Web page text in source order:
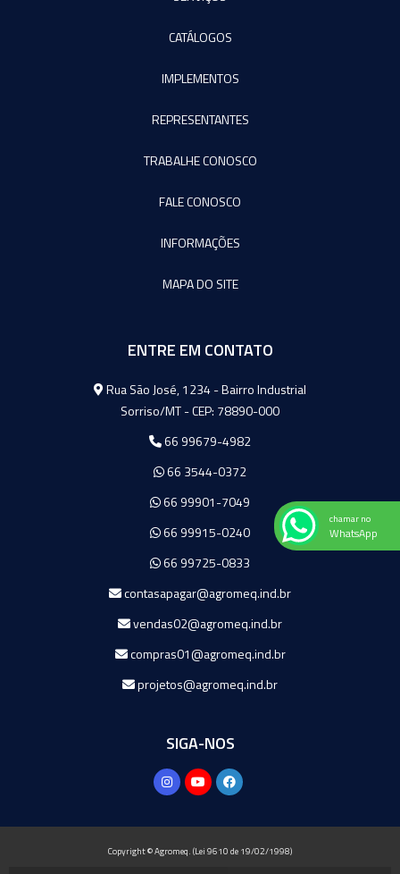
CATÁLOGOS
IMPLEMENTOS
REPRESENTANTES
TRABALHE CONOSCO
FALE CONOSCO
INFORMAÇÕES
MAPA DO SITE
ENTRE EM CONTATO
Agromeq
Rua São José, 1234 - Bairro Industrial
Sorriso/MT - CEP: 78890-000
66 99679-4982
66 3544-0372
66 99901-7049
66 99915-0240
66 99725-0833
contasapagar@agromeq.ind.br
vendas02@agromeq.ind.br
compras01@agromeq.ind.br
projetos@agromeq.ind.br
SIGA-NOS
Copyright © Agromeq. (Lei 9610 de 19/02/1998)
chamar no
WhatsApp